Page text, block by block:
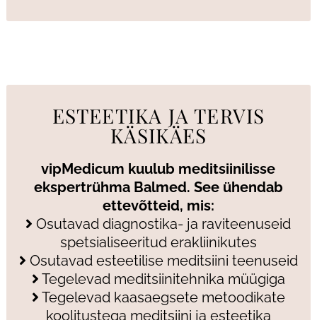
ESTEETIKA JA TERVIS
KÄSIKÄES
vipMedicum kuulub meditsiinilisse
ekspertrühma Balmed. See ühendab
ettevõtteid, mis:
Osutavad diagnostika- ja raviteenuseid
spetsialiseeritud erakliinikutes
Osutavad esteetilise meditsiini teenuseid
Tegelevad meditsiinitehnika müügiga
Tegelevad kaasaegsete metoodikate
koolitustega meditsiini ja esteetika